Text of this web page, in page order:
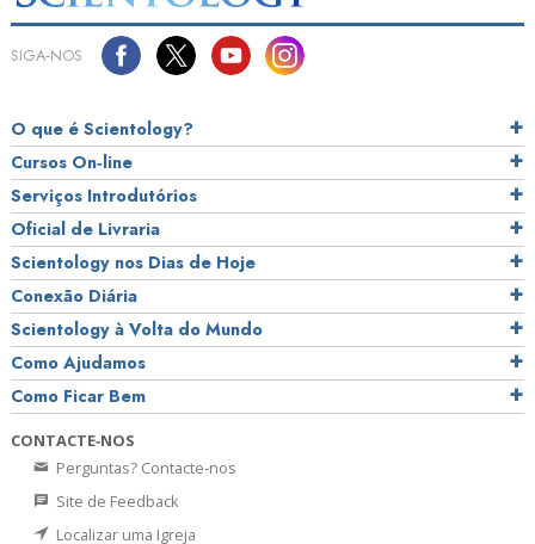
SIGA‑NOS
O que é Scientology?
Cursos On‑line
Serviços Introdutórios
Oficial de Livraria
Scientology nos Dias de Hoje
Conexão Diária
Scientology à Volta do Mundo
Como Ajudamos
Como Ficar Bem
CONTACTE‑NOS
Perguntas? Contacte‑nos
Site de Feedback
Localizar uma Igreja